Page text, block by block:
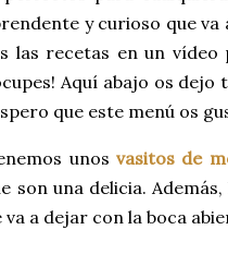
y curioso que va
las recetas en un
Aquí abajo os
que este menú os
unos vasitos de
son una delicia.
a dejar con la boca